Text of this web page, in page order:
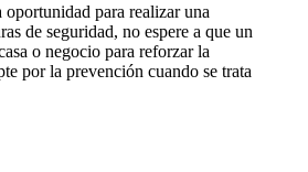
oportunidad para realizar una
de seguridad, no espere a que un
o negocio para reforzar la
por la prevención cuando se trata